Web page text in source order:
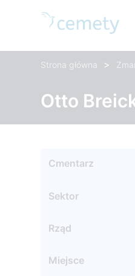
Strona główna >
Otto
Cmentarz
Sektor
Rząd
Miejsce